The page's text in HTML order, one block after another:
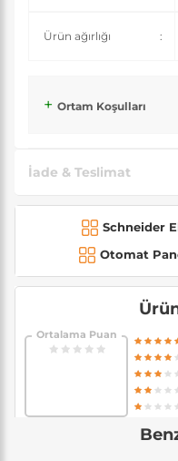
Ürün ağırlığı :
Ortam Koşulları
İade & Teslimat
Schneider
Otomat
Ortalama Puan